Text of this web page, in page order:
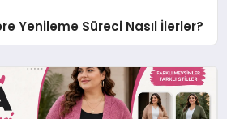
Yenileme Süreci Nasıl İlerler?